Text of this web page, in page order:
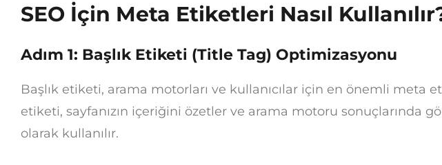
SEO İçin Meta Etiketleri Nasıl
Adım 1: Başlık Etiketi (Title Tag) Optimizasyonu
Başlık etiketi, arama motorları ve kullanıcılar için en önemli meta
etiketi, sayfanızın içeriğini özetler ve arama motoru sonuçlarında
olarak kullanılır.